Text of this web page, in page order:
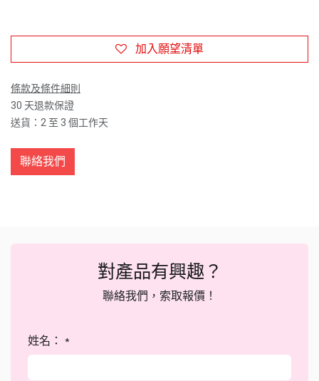
加入願望清單
條款及條件細則
30 天退款保證
送貨：2 至 3 個工作天
聯絡我們
對產品有興趣？
聯絡我們，索取報價！
姓名： *